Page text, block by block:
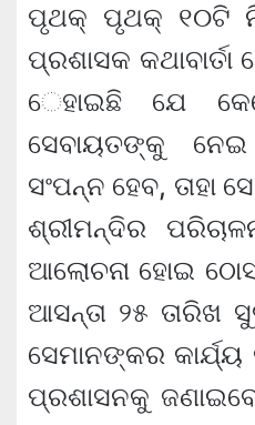
ପୃଥକ୍ ପୃଥକ୍ ୧୦ଟି
ପ୍ରଶାସକ
େହାଇଛି ଯେ
ସେବାୟତଙ୍କୁ ନେଇ
ସଂପନ୍ନ ହେବ, ତାହା
ଶ୍ରୀମନ୍ଦିର
ଆଲୋଚନା ହୋଇ
ଆସନ୍ତା ୨୫ ତାରିଖ
ସେମାନଙ୍କର
ପ୍ରଶାସନକୁ